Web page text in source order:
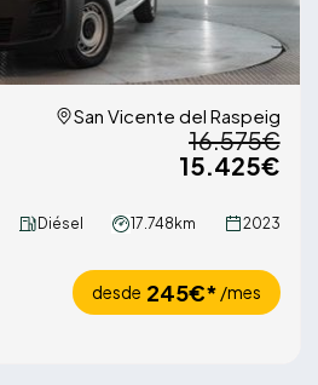
San Vicente del Raspeig
16.575€
15.425€
Diésel 17.748km 2023
desde 245€* /mes